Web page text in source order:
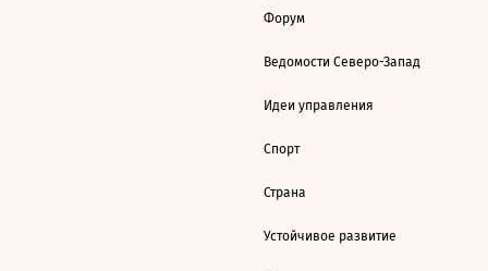
Форум
Ведомости Северо-Запад
Идеи управления
Спорт
Страна
Устойчивое развитие